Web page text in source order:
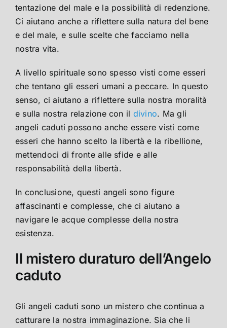
tentazione del male e la possibilità di redenzione.
Ci aiutano anche a riflettere sulla natura del bene
e del male, e sulle scelte che facciamo nella
nostra vita.
A livello spirituale sono spesso visti come esseri
che tentano gli esseri umani a peccare. In questo
senso, ci aiutano a riflettere sulla nostra moralità
e sulla nostra relazione con il divino. Ma gli
angeli caduti possono anche essere visti come
esseri che hanno scelto la libertà e la ribellione,
mettendoci di fronte alle sfide e alle
responsabilità della libertà.
In conclusione, questi angeli sono figure
affascinanti e complesse, che ci aiutano a
navigare le acque complesse della nostra
esistenza.
Il mistero duraturo dell’Angelo
caduto
Gli angeli caduti sono un mistero che continua a
catturare la nostra immaginazione. Sia che li